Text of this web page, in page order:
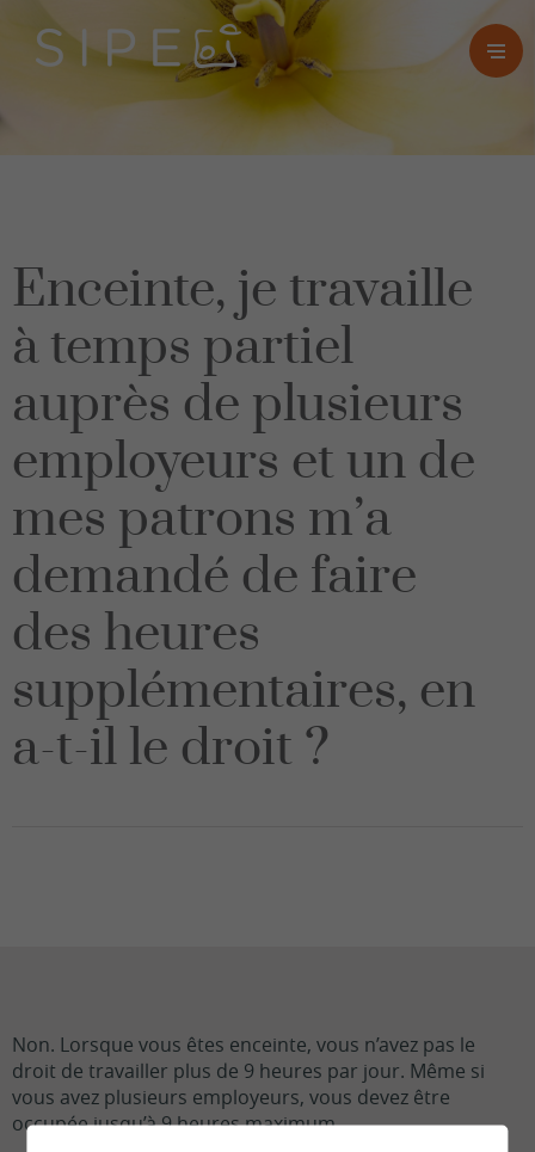
Enceinte, je travaille
à temps partiel
auprès de plusieurs
employeurs et un de
mes patrons m’a
demandé de faire
des heures
supplémentaires, en
a-t-il le droit ?
Non. Lorsque vous êtes enceinte, vous n’avez pas le
droit de travailler plus de 9 heures par jour. Même si
vous avez plusieurs employeurs, vous devez être
occupée jusqu’à 9 heures maximum.